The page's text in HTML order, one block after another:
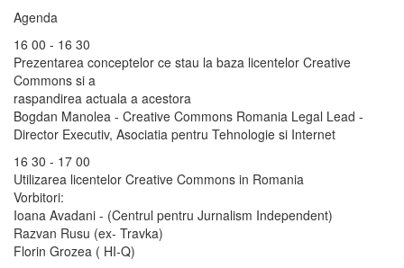
Agenda
16 00 - 16 30
Prezentarea conceptelor ce stau la baza licentelor Creative
Commons si a
raspandirea actuala a acestora
Bogdan Manolea - Creative Commons Romania Legal Lead -
Director Executiv, Asociatia pentru Tehnologie si Internet
16 30 - 17 00
Utilizarea licentelor Creative Commons in Romania
Vorbitori:
Ioana Avadani - (Centrul pentru Jurnalism Independent)
Razvan Rusu (ex- Travka)
Florin Grozea ( HI-Q)